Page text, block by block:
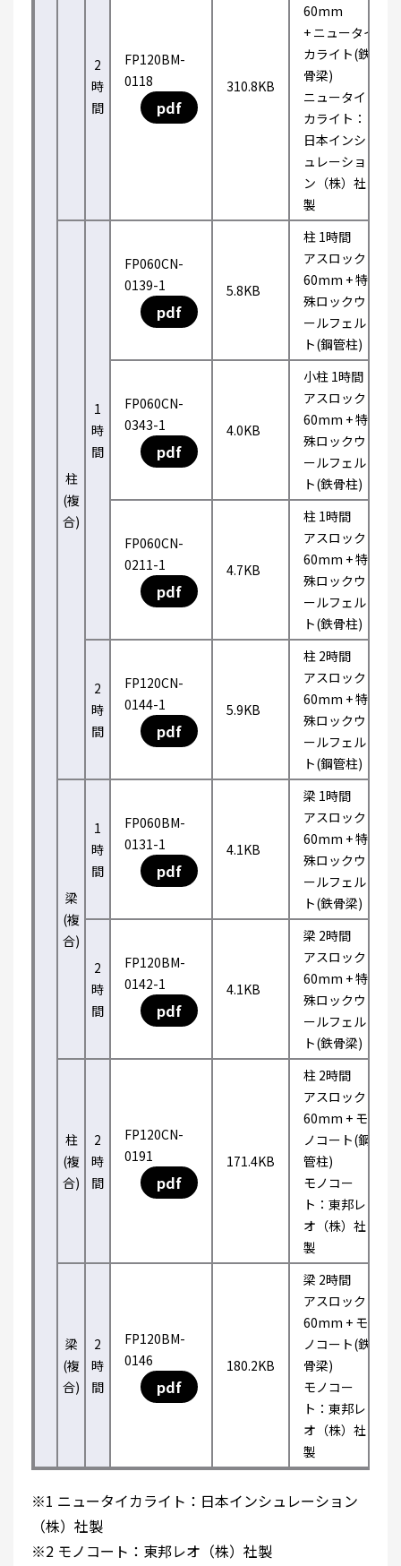
2
時
間
FP120BM-
0118
pdf
310.8KB
60mm
+ ニュータイ
カライト(鉄
骨梁)
ニュータイ
カライト：
日本インシ
ュレーショ
ン（株）社
製
柱
(複
合)
1
時
間
FP060CN-
0139-1
pdf
5.8KB
柱 1時間
アスロック
60mm + 特
殊ロックウ
ールフェル
ト(鋼管柱)
FP060CN-
0343-1
pdf
4.0KB
小柱 1時間
アスロック
60mm + 特
殊ロックウ
ールフェル
ト(鉄骨柱)
FP060CN-
0211-1
pdf
4.7KB
柱 1時間
アスロック
60mm + 特
殊ロックウ
ールフェル
ト(鉄骨柱)
2
時
間
FP120CN-
0144-1
pdf
5.9KB
柱 2時間
アスロック
60mm + 特
殊ロックウ
ールフェル
ト(鋼管柱)
梁
(複
合)
1
時
間
FP060BM-
0131-1
pdf
4.1KB
梁 1時間
アスロック
60mm + 特
殊ロックウ
ールフェル
ト(鉄骨梁)
2
時
間
FP120BM-
0142-1
pdf
4.1KB
梁 2時間
アスロック
60mm + 特
殊ロックウ
ールフェル
ト(鉄骨梁)
柱
(複
合)
2
時
間
FP120CN-
0191
pdf
171.4KB
柱 2時間
アスロック
60mm + モ
ノコート(鋼
管柱)
モノコー
ト：東邦レ
オ（株）社
製
梁
(複
合)
2
時
間
FP120BM-
0146
pdf
180.2KB
梁 2時間
アスロック
60mm + モ
ノコート(鉄
骨梁)
モノコー
ト：東邦レ
オ（株）社
製
※1 ニュータイカライト：日本インシュレーション
（株）社製
※2 モノコート：東邦レオ（株）社製